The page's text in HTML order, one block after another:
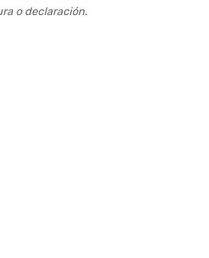
o declaración.